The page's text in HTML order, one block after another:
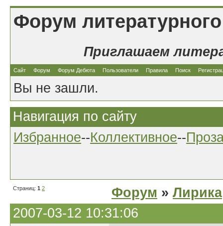
Форум
Приглашаем
Сайт Форум Форум Дебюта Пользователи Правила Поиск
Вы не зашли.
Навигация по сайту
Избранное--Коллективное--
Страниц: 1 2 Форум » Лирика
2007-03-12 10:31:06